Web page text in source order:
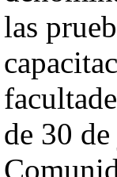
las
de 30